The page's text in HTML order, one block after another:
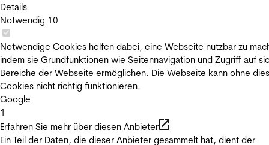
Details
Notwendig 10
Notwendige Cookies helfen dabei, eine Webseite nutzbar zu
indem sie Grundfunktionen wie Seitennavigation und Zugriff auf
Bereiche der Webseite ermöglichen. Die Webseite kann ohne
Cookies nicht richtig funktionieren.
Google
1
Erfahren Sie mehr über diesen Anbieter
Ein Teil der Daten, die dieser Anbieter gesammelt hat, dient der